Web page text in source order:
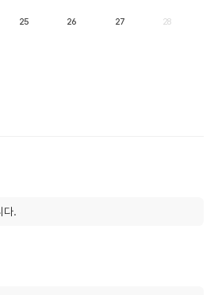
25 26 27 28
다.